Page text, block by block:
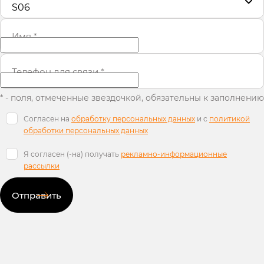
S06
Имя*
Телефон для связи*
* - поля, отмеченные звездочкой, обязательны к заполнению
Согласен на обработку персональных данных и c политикой
обработки персональных данных
Я согласен (-на) получать рекламно-информационные
рассылки
Отправить